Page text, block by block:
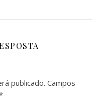
publicado. Campos